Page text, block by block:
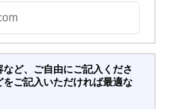
ど、ご自由にご記入くださ
ご記入いただければ最適な